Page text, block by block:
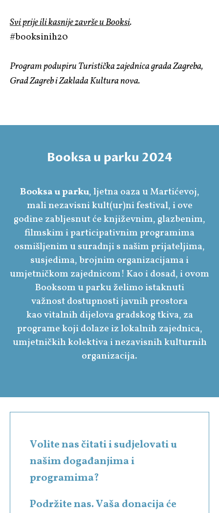
Svi prije ili kasnije završe u Booksi.
#booksinih20
Program podupiru Turistička zajednica grada Zagreba,
Grad Zagreb i Zaklada Kultura nova.
Booksa u parku 2024
Booksa u parku, ljetna oaza u Martićevoj,
mali nezavisni kult(ur)ni festival, i ove
godine zabljesnut će književnim, glazbenim,
filmskim i participativnim programima
osmišljenim u suradnji s našim prijateljima,
susjedima, brojnim organizacijama i
umjetničkom zajednicom! Kao i dosad, i ovom
Booksom u parku želimo istaknuti
važnost dostupnosti javnih prostora
kao vitalnih dijelova gradskog tkiva, za
programe koji dolaze iz lokalnih zajednica,
umjetničkih kolektiva i nezavisnih kulturnih
organizacija.
Volite nas čitati i sudjelovati u
našim događanjima i
programima?
Podržite nas. Vaša donacija će